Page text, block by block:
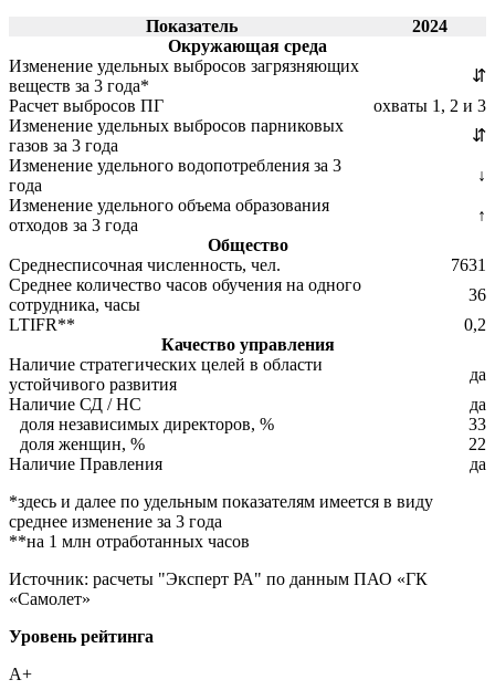
Показатель
2024
Окружающая среда
Изменение удельных выбросов загрязняющих
веществ за 3 года*
⇵
Расчет выбросов ПГ
охваты 1, 2 и 3
Изменение удельных выбросов парниковых
газов за 3 года
⇵
Изменение удельного водопотребления за 3
года
↓
Изменение удельного объема образования
отходов за 3 года
↑
Общество
Среднесписочная численность, чел.
7631
Среднее количество часов обучения на одного
сотрудника, часы
36
LTIFR**
0,2
Качество управления
Наличие стратегических целей в области
устойчивого развития
да
Наличие СД / НС
да
доля независимых директоров, %
33
доля женщин, %
22
Наличие Правления
да
*здесь и далее по удельным показателям имеется в виду
среднее изменение за 3 года
**на 1 млн отработанных часов
Источник: расчеты "Эксперт РА" по данным ПАО «ГК
«Самолет»
Уровень рейтинга
А+